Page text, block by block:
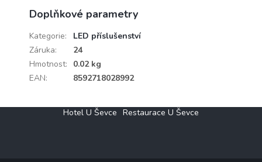
Doplňkové parametry
Kategorie:
LED příslušenství
Záruka:
24
Hmotnost:
0.02 kg
EAN: 8592718028992
Hotel U Ševce Restaurace U Ševce